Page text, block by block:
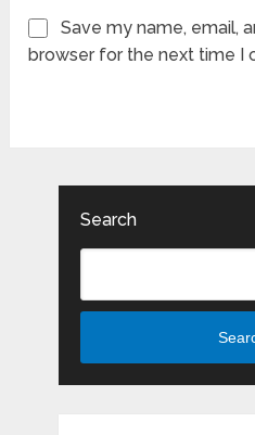
Save my name, email,
browser for the next time I
Search